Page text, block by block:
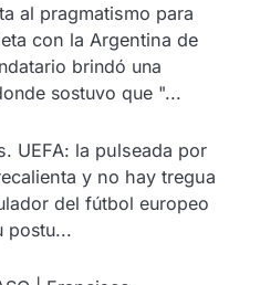
al pragmatismo para
con la Argentina de
brindó una
sostuvo que "...
UEFA: la pulseada por
y no hay tregua
del fútbol europeo
postu...